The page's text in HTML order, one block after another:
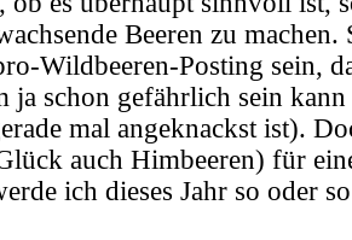
Beeren zu
Wildbeeren-Posting sein,
ja schon gefährlich sein
mal angeknackst ist).
auch Himbeeren) für
ich dieses Jahr so oder